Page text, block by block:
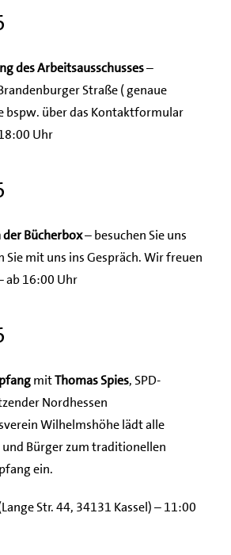
des Arbeitsausschusses–
Straße ( genaue
bspw. über das Kontaktformular
Uhr
Bücherbox– besuchen Sie uns
Sie mit uns ins Gespräch. Wir freuen
ab 16:00 Uhr
mitThomas Spies, SPD-
Nordhessen
Wilhelmshöhe lädt alle
Bürger zum traditionellen
ein.
Str. 44, 34131 Kassel) – 11:00